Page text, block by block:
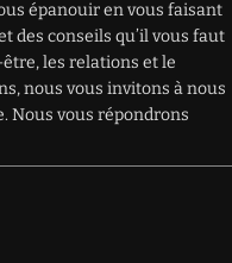
épanouir en vous faisant
des conseils qu’il vous faut
les relations et le
nous vous invitons à nous
Nous vous répondrons